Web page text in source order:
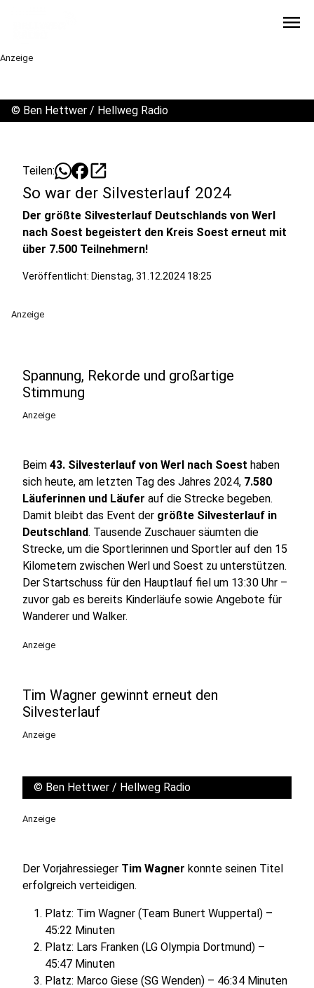
menu
Anzeige
© Ben Hettwer / Hellweg Radio
Teilen: open_in_new
So war der Silvesterlauf 2024
Der größte Silvesterlauf Deutschlands von Werl
nach Soest begeistert den Kreis Soest erneut mit
über 7.500 Teilnehmern!
Veröffentlicht: Dienstag, 31.12.2024 18:25
Anzeige
Spannung, Rekorde und großartige
Stimmung
Anzeige
Beim 43. Silvesterlauf von Werl nach Soest haben
sich heute, am letzten Tag des Jahres 2024, 7.580
Läuferinnen und Läufer auf die Strecke begeben.
Damit bleibt das Event der größte Silvesterlauf in
Deutschland. Tausende Zuschauer säumten die
Strecke, um die Sportlerinnen und Sportler auf den 15
Kilometern zwischen Werl und Soest zu unterstützen.
Der Startschuss für den Hauptlauf fiel um 13:30 Uhr –
zuvor gab es bereits Kinderläufe sowie Angebote für
Wanderer und Walker.
Anzeige
Tim Wagner gewinnt erneut den
Silvesterlauf
Anzeige
© Ben Hettwer / Hellweg Radio
Anzeige
Der Vorjahressieger Tim Wagner konnte seinen Titel
erfolgreich verteidigen.
Platz: Tim Wagner (Team Bunert Wuppertal) –
45:22 Minuten
Platz: Lars Franken (LG Olympia Dortmund) –
45:47 Minuten
Platz: Marco Giese (SG Wenden) – 46:34 Minuten